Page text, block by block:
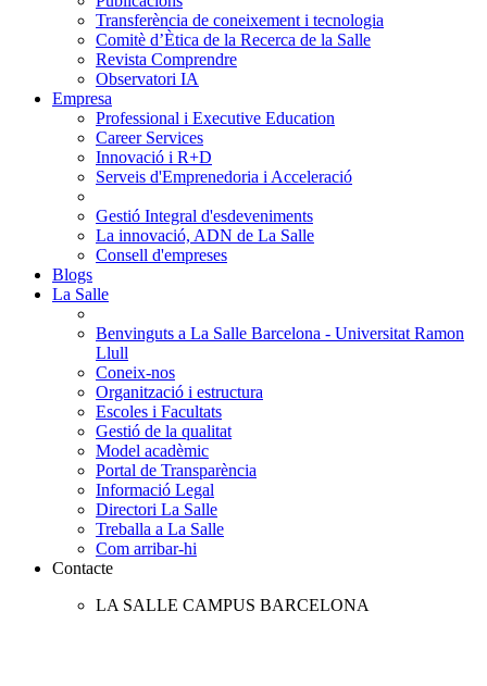
Transferència de coneixement i tecnologia
Comitè d’Ètica de la Recerca de la Salle
Revista Comprendre
Observatori IA
Empresa
Professional i Executive Education
Career Services
Innovació i R+D
Serveis d'Emprenedoria i Acceleració
Gestió Integral d'esdeveniments
La innovació, ADN de La Salle
Consell d'empreses
Blogs
La Salle
Benvinguts a La Salle Barcelona - Universitat Ramon
Llull
Coneix-nos
Organització i estructura
Escoles i Facultats
Gestió de la qualitat
Model acadèmic
Portal de Transparència
Informació Legal
Directori La Salle
Treballa a La Salle
Com arribar-hi
Contacte
LA SALLE CAMPUS BARCELONA